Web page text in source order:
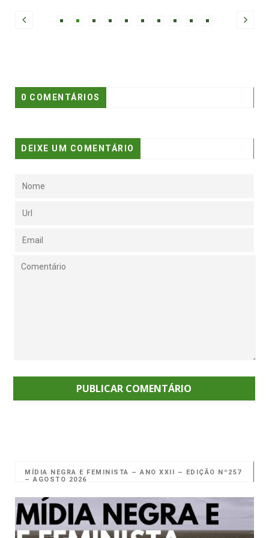
0 COMENTÁRIOS
DEIXE UM COMENTÁRIO
MÍDIA NEGRA E FEMINISTA – ANO XXII – EDIÇÃO Nº257
– AGOSTO 2026